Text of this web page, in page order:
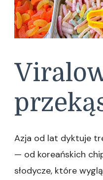
Azja od lat dyktuje
— od koreańskich
słodycze, które